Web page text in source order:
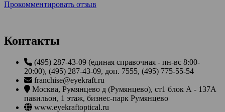
Прокомментировать отзыв
Контакты
(495) 287-43-09 (единая справочная - пн-вс 8:00-
20:00), (495) 287-43-09, доп. 7555, (495) 775-55-54
franchise@eyekraft.ru
Москва, Румянцево д (Румянцево), ст1 блок А - 137А
павильон, 1 этаж, бизнес-парк Румянцево
www.eyekraftoptical.ru